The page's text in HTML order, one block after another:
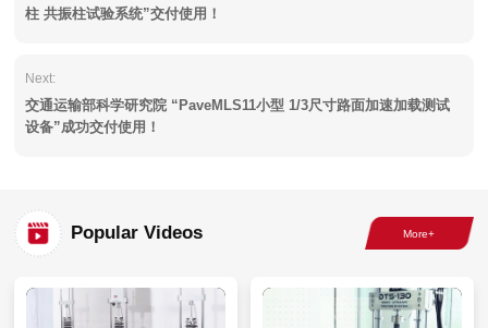
柱 共振柱试验系统”交付使用！
Next:
交通运输部科学研究院 “PaveMLS11小型 1/3尺寸路面加速加载测试
设备”成功交付使用！
Popular Videos